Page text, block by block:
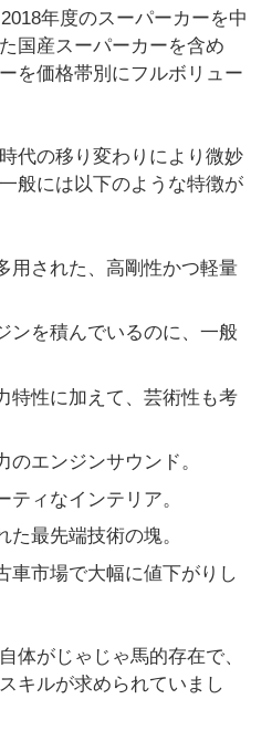
年度のスーパーカーを中
国産スーパーカーを含め
を価格帯別にフルボリュー
代の移り変わりにより微妙
般には以下のような特徴が
用された、高剛性かつ軽量
ンを積んでいるのに、一般
特性に加えて、芸術性も考
エンジンサウンド。
ティなインテリア。
た最先端技術の塊。
車市場で大幅に値下がりし
体がじゃじゃ馬的存在で、
キルが求められていまし